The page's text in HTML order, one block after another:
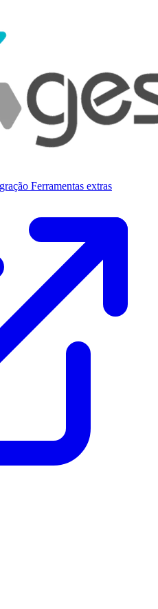
Ferramentas extras